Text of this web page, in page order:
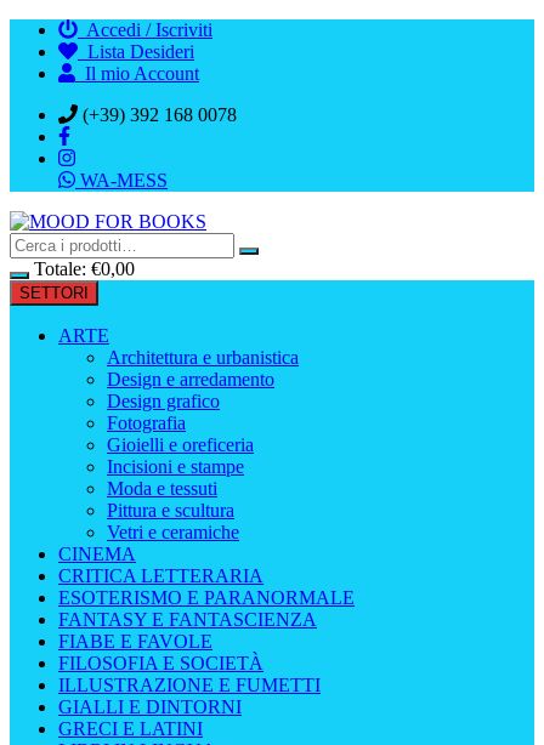
contenuto
Accedi / Iscriviti
Lista Desideri
Il mio Account
(+39) 392 168 0078
WA-MESS
Totale: €0,00
SETTORI
ARTE
Architettura e urbanistica
Design e arredamento
Design grafico
Fotografia
Gioielli e oreficeria
Incisioni e stampe
Moda e tessuti
Pittura e scultura
Vetri e ceramiche
CINEMA
CRITICA LETTERARIA
ESOTERISMO E PARANORMALE
FANTASY E FANTASCIENZA
FIABE E FAVOLE
FILOSOFIA E SOCIETÀ
ILLUSTRAZIONE E FUMETTI
GIALLI E DINTORNI
GRECI E LATINI